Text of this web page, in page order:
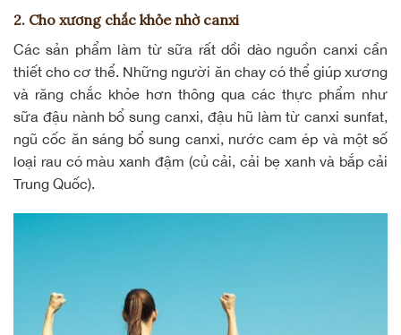
2. Cho xương chắc khỏe nhờ canxi
Các sản phẩm làm từ sữa rất dồi dào nguồn canxi cần
thiết cho cơ thể. Những người ăn chay có thể giúp xương
và răng chắc khỏe hơn thông qua các thực phẩm như
sữa đậu nành bổ sung canxi, đậu hũ làm từ canxi sunfat,
ngũ cốc ăn sáng bổ sung canxi, nước cam ép và một số
loại rau có màu xanh đậm (củ cải, cải bẹ xanh và bắp cải
Trung Quốc).